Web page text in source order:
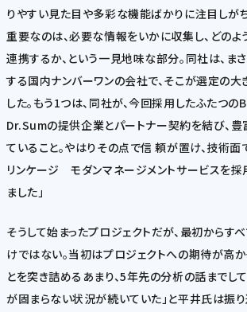
りやすい見た目や多彩な機能ばかりに注目しがち
重要なのは、必要な情報をいかに収集し、どのよ
連携するか、という一見地味な部分。同社は、ま
する国内ナンバーワンの会社で、そこが選定の大
した。もう1つは、同社が、今回採用したふたつ
Dr.Sumの提供企業とパートナー契約を結び、
ていること。やはりその点で信 頼が置け、技術面
リンケージ モダンマネージメントサービスを
ました」
そうして始まったプロジェクトだが、最初からす
けではない。当初はプロジェクトへの期待が高か
とを突き詰めるあまり、5年先の分析の話までし
が固まらない状況が続いていた」と平井氏は振り